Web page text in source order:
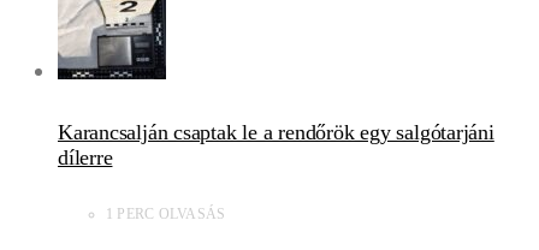
Karancsalján csaptak le a rendőrök egy salgótarjáni
dílerre
1 PERC OLVASÁS